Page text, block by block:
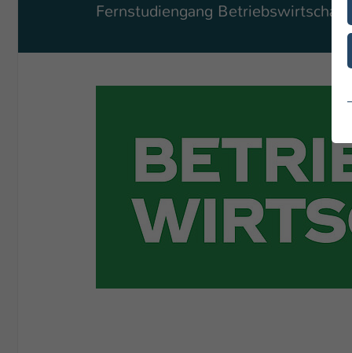
Fernstudiengang Betriebswirtschaft